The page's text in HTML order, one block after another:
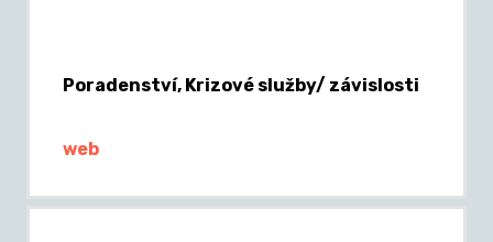
Poradenství, Krizové služby/ závislosti
web